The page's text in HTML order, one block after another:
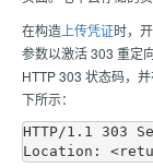
在构造 上传凭证时，
参数以激活 303 重定
HTTP 303 状态码，
下所示：
HTTP/1.1 303